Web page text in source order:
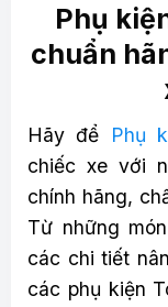
Phụ
chuẩn
Hãy để Phụ
chiếc xe với
chính hãng,
Từ những
các chi tiết
các phụ kiện